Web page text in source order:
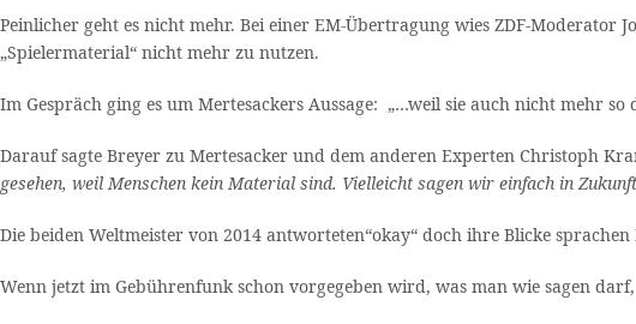
Peinlicher geht es nicht mehr. Bei einer EM-Übertragung wies ZDF-
„Spielermaterial“ nicht mehr zu nutzen.
Im Gespräch ging es um Mertesackers Aussage: „…weil sie auch nicht mehr
Darauf sagte Breyer zu Mertesacker und dem anderen Experten Christoph
gesehen, weil Menschen kein Material sind. Vielleicht sagen wir einfach in
Die beiden Weltmeister von 2014 antworteten“okay“ doch ihre Blicke sprachen
Wenn jetzt im Gebührenfunk schon vorgegeben wird, was man wie sagen